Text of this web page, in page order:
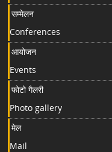
सम्मेलन
Conferences
आयोजन
Events
फोटो गैलरी
Photo gallery
मेल
Mail